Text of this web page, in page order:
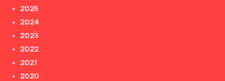
2025
2024
2023
2022
2021
2020